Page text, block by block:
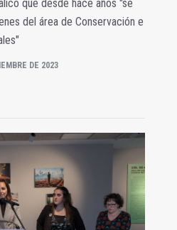
que desde hace años "se
del área de Conservación e
DE 2023